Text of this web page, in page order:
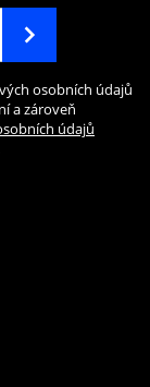
osobních údajů
a zároveň
údajů